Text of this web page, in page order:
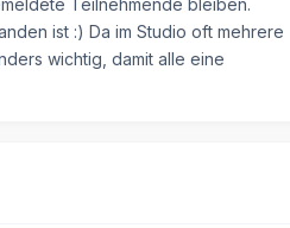
Teilnehmende bleiben.
ist :) Da im Studio oft mehrere
wichtig, damit alle eine